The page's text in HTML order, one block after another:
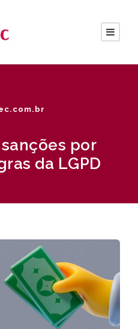
por
da LGPD